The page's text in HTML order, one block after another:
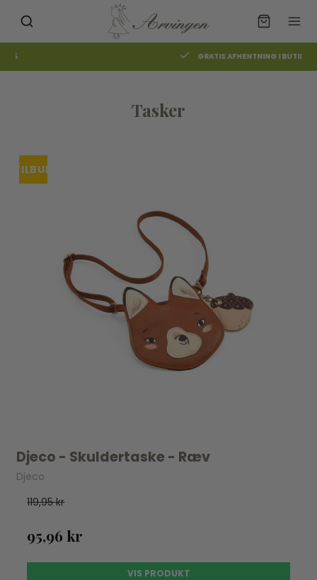
GRATIS AFHENTNING I BUTIKKEN
Tasker
TILBUD
Djeco - Skuldertaske - Ræv
Djeco
119,95 kr
95,96 kr
VIS PRODUKT